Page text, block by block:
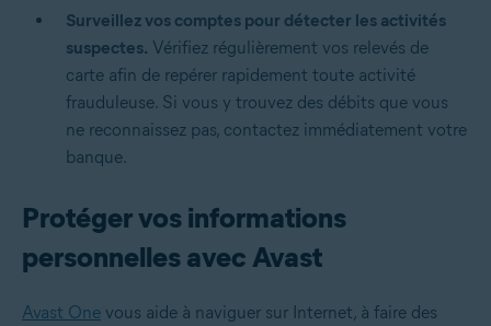
Surveillez vos comptes pour détecter les activités
suspectes. Vérifiez régulièrement vos relevés de
carte afin de repérer rapidement toute activité
frauduleuse. Si vous y trouvez des débits que vous
ne reconnaissez pas, contactez immédiatement votre
banque.
Protéger vos informations
personnelles avec Avast
Avast One vous aide à naviguer sur Internet, à faire des